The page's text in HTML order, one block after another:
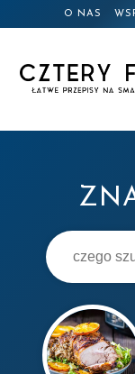
O NAS